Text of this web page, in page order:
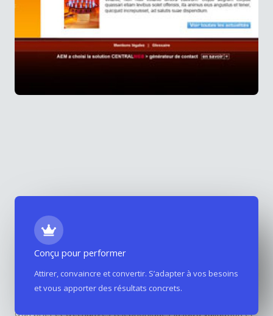
Conçu pour performer
Attirer, convaincre et convertir. S’adapter à vos besoins
et vous apporter des résultats concrets.
Site internet AEM
Nous avons réalisé les recherches graphiques sur la base
d’un brief et d’échanges téléphoniques jusqu’à validation et